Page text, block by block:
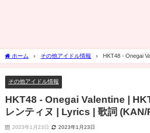
ホーム その他アイドル情報
HKT48 - Onegai Valentine |
レンティヌ | Lyrics | 歌詞 (KAN/ROM/ENG)
その他アイドル情報
HKT48 - Onegai Valentine |
レンティヌ | Lyrics | 歌詞 (KAN/
2023年1月23日 2023年1月23日